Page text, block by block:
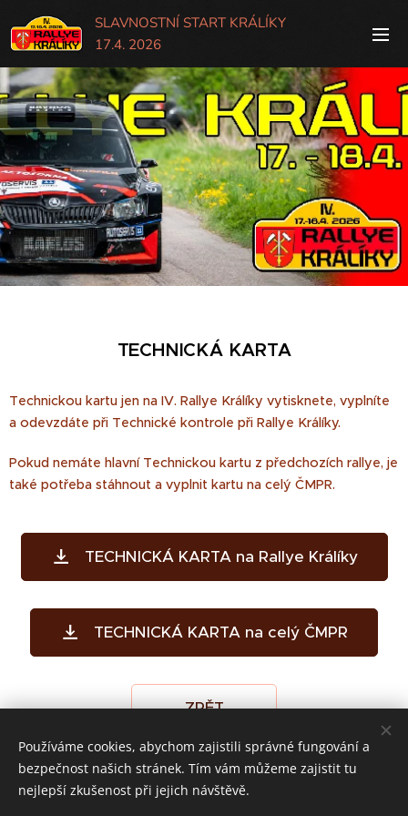
SLAVNOSTNÍ START KRÁLÍKY
17.4. 2026
TECHNICKÁ KARTA
Technickou kartu jen na IV. Rallye Králíky vytisknete, vyplníte
a odevzdáte při Technické kontrole při Rallye Králíky.
Pokud nemáte hlavní Technickou kartu z předchozích rallye, je
také potřeba stáhnout a vyplnit kartu na celý ČMPR.
TECHNICKÁ KARTA na Rallye Králíky
TECHNICKÁ KARTA na celý ČMPR
ZPĚT
Používáme cookies, abychom zajistili správné fungování a
bezpečnost našich stránek. Tím vám můžeme zajistit tu
nejlepší zkušenost při jejich návštěvě.